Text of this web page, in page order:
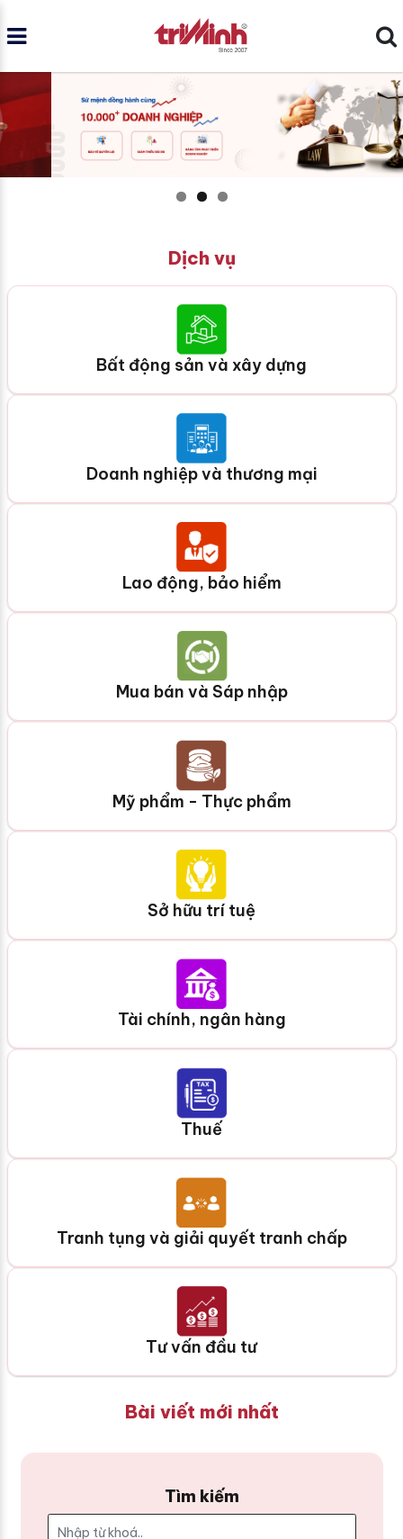
Dịch vụ
Bất động sản và xây dựng
Doanh nghiệp và thương mại
Lao động, bảo hiểm
Mua bán và Sáp nhập
Mỹ phẩm - Thực phẩm
Sở hữu trí tuệ
Tài chính, ngân hàng
Thuế
Tranh tụng và giải quyết tranh chấp
Tư vấn đầu tư
Bài viết mới nhất
Tìm kiếm